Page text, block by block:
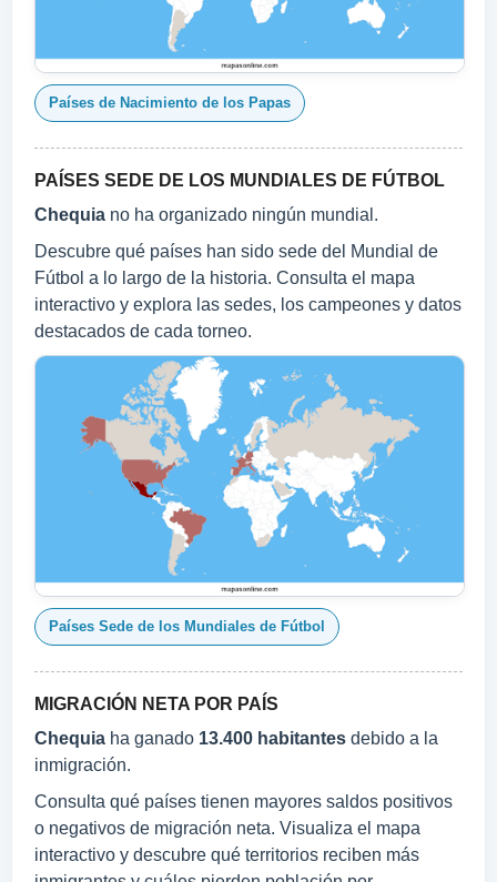
Países de Nacimiento de los Papas
PAÍSES SEDE DE LOS MUNDIALES DE FÚTBOL
Chequia no ha organizado ningún mundial.
Descubre qué países han sido sede del Mundial de
Fútbol a lo largo de la historia. Consulta el mapa
interactivo y explora las sedes, los campeones y datos
destacados de cada torneo.
Países Sede de los Mundiales de Fútbol
MIGRACIÓN NETA POR PAÍS
Chequia ha ganado 13.400 habitantes debido a la
inmigración.
Consulta qué países tienen mayores saldos positivos
o negativos de migración neta. Visualiza el mapa
interactivo y descubre qué territorios reciben más